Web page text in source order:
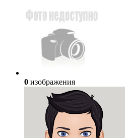
0 изображения